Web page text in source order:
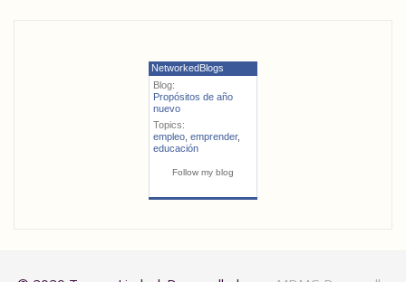
NetworkedBlogs
Blog:
Propósitos de año
nuevo
Topics:
empleo, emprender,
educación
Follow my blog